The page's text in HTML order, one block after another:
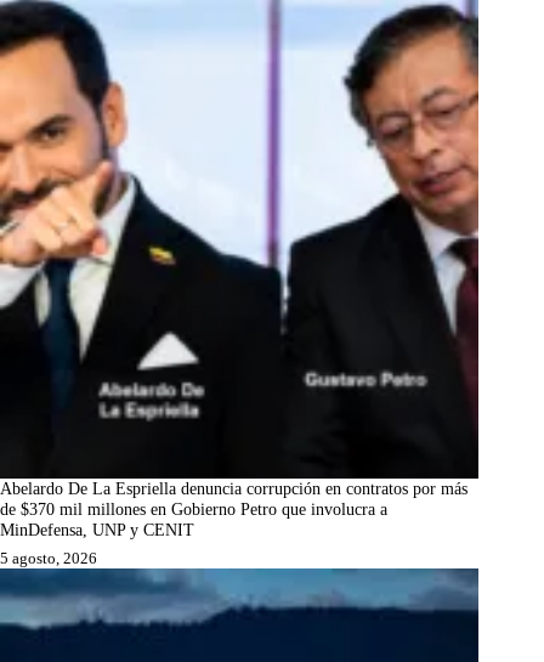
Abelardo De La Espriella denuncia corrupción en contratos por más
de $370 mil millones en Gobierno Petro que involucra a
MinDefensa, UNP y CENIT
5 agosto, 2026